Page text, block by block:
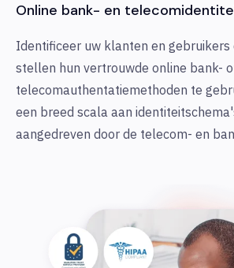
Online bank- en
Identificeer uw klanten en gebruikers
stellen hun vertrouwde online bank-
telecomauthentatiemethoden te
een breed scala aan
aangedreven door de telecom- en